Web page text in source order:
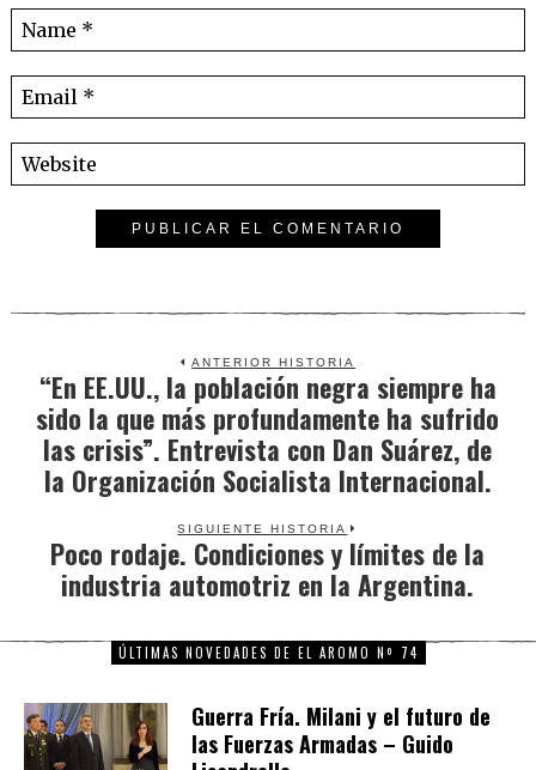
ANTERIOR HISTORIA
Previous
post:
“En EE.UU., la población negra siempre ha
sido la que más profundamente ha sufrido
las crisis”. Entrevista con Dan Suárez, de
la Organización Socialista Internacional.
SIGUIENTE HISTORIA
Next
post:
Poco rodaje. Condiciones y límites de la
industria automotriz en la Argentina.
ÚLTIMAS NOVEDADES DE EL AROMO Nº 74
Guerra Fría. Milani y el futuro de
las Fuerzas Armadas – Guido